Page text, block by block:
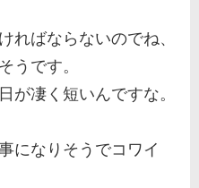
ればならないのでね、
うです。
が凄く短いんですな。
になりそうでコワイ